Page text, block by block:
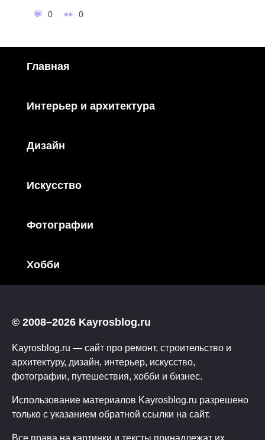
0 0
Главная
Интерьер и архитектура
Дизайн
Искусство
Фотографии
Хобби
© 2008–2026 Kayrosblog.ru
Kayrosblog.ru — сайт про ремонт, строительство и
архитектуру, дизайн, интерьер, искусство,
фотографии, путешествия, хобби и бизнес.
Использование материалов Kayrosblog.ru разрешено
только с указанием обратной ссылки на сайт.
Все права на картинки и тексты принадлежат их